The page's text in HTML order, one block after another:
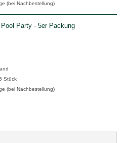
(bei Nachbestellung)
Party - 5er Packung
Stück
(bei Nachbestellung)